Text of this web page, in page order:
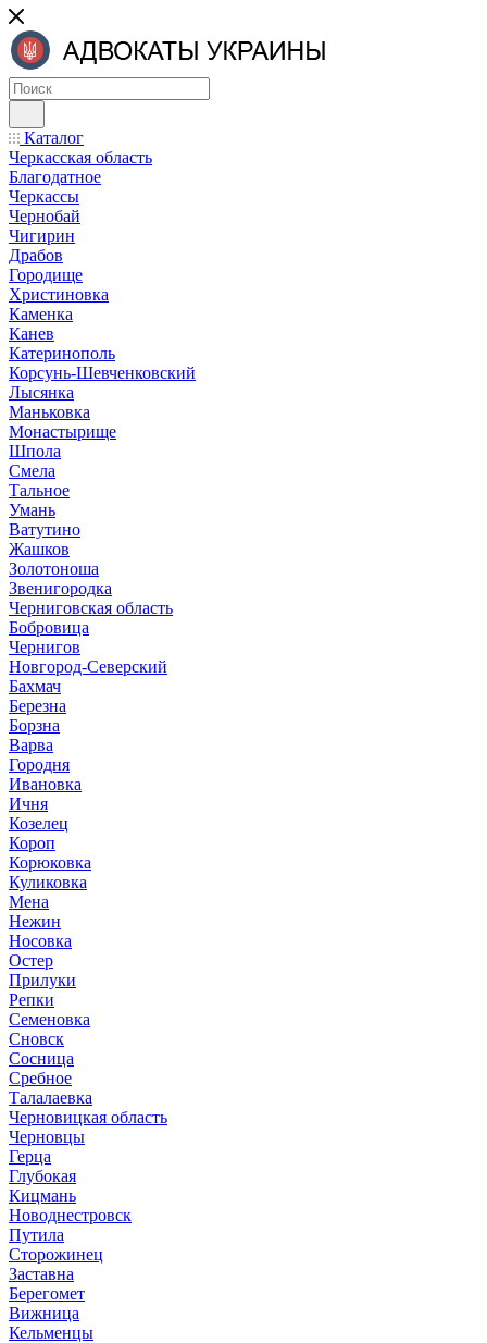
Каталог
Черкасская область
Благодатное
Черкассы
Чернобай
Чигирин
Драбов
Городище
Христиновка
Каменка
Канев
Катеринополь
Корсунь-Шевченковский
Лысянка
Маньковка
Монастырище
Шпола
Смела
Тальное
Умань
Ватутино
Жашков
Золотоноша
Звенигородка
Черниговская область
Бобровица
Чернигов
Новгород-Северский
Бахмач
Березна
Борзна
Варва
Городня
Ивановка
Ичня
Козелец
Короп
Корюковка
Куликовка
Мена
Нежин
Носовка
Остер
Прилуки
Репки
Семеновка
Сновск
Сосница
Сребное
Талалаевка
Черновицкая область
Черновцы
Герца
Глубокая
Кицмань
Новоднестровск
Путила
Сторожинец
Заставна
Берегомет
Вижница
Кельменцы